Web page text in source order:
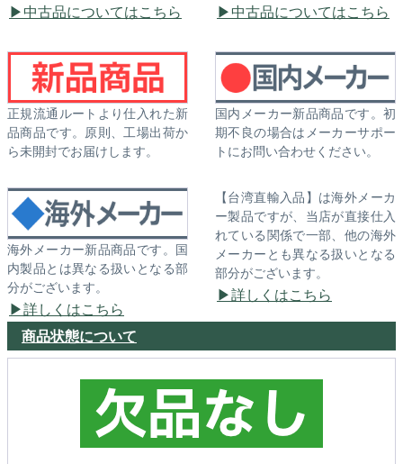
中古品についてはこちら 中古品についてはこちら
正規流通ルートより仕入れた新
品商品です。原則、工場出荷か
ら未開封でお届けします。
国内メーカー新品商品です。初
期不良の場合はメーカーサポー
トにお問い合わせください。
海外メーカー新品商品です。国
内製品とは異なる扱いとなる部
分がございます。
詳しくはこちら
【台湾直輸入品】は海外メーカ
ー製品ですが、当店が直接仕入
れている関係で一部、他の海外
メーカーとも異なる扱いとなる
部分がございます。
詳しくはこちら
商品状態について